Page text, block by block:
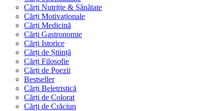
Cărți Nutriție & Sănătate
Cărți Motivaționale
Cărți Medicină
Cărți Gastronomie
Cărți Istorice
Cărți de Știință
Cărți Filosofie
Cărți de Poezii
Bestseller
Cărți Beletristică
Cărți de Colorat
Cărți de Crăciun